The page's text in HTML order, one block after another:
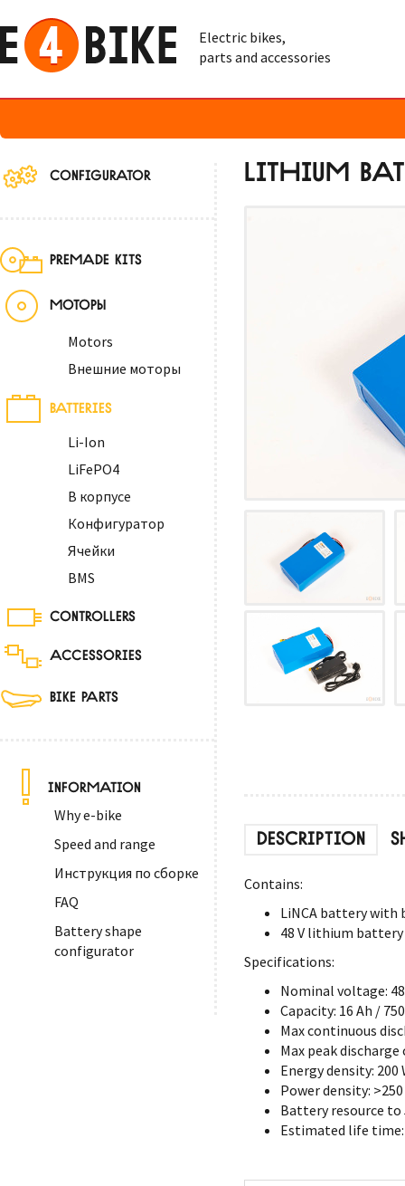
Electric bikes,
parts and accessories
CONFIGURATOR
PREMADE KITS
МОТОРЫ
Motors
Внешние моторы
BATTERIES
Li-Ion
LiFePO4
В корпусе
Конфигуратор
Ячейки
BMS
CONTROLLERS
ACCESSORIES
BIKE PARTS
INFORMATION
Why e-bike
Speed and range
Инструкция по сборке
FAQ
Battery shape
configurator
LITHIUM
DESCRIPTION
Contains:
LiNCA battery with
48 V lithium
Specifications:
Nominal voltage:
Capacity: 16 Ah /
Max continuous
Max peak
Energy density: 200
Power density:
Battery resource to
Estimated life time: